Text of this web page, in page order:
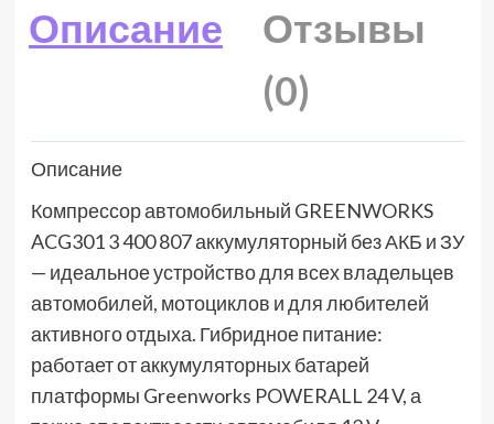
Описание
Отзывы
(0)
Описание
Компрессор автомобильный GREENWORKS
ACG301 3 400 807 аккумуляторный без АКБ и ЗУ
— идеальное устройство для всех владельцев
автомобилей, мотоциклов и для любителей
активного отдыха. Гибридное питание:
работает от аккумуляторных батарей
платформы Greenworks POWERALL 24 V, а